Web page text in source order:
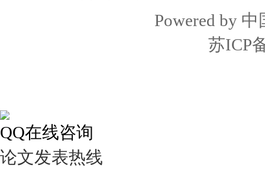
Powered by 中
苏ICP
QQ在线咨询
论文发表热线